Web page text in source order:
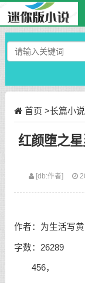
首页 >长篇小说
红颜堕之
[db:作者]
【红颜堕之
作者：为生活写黄
字数：26289
456，